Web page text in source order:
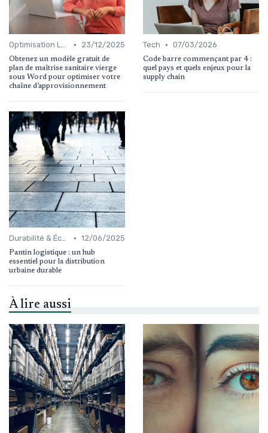
Optimisation Logistique • 23/12/2025
Obtenez un modèle gratuit de
plan de maîtrise sanitaire vierge
sous Word pour optimiser votre
chaîne d’approvisionnement
Tech • 07/03/2026
Code barre commençant par 4 :
quel pays et quels enjeux pour la
supply chain
Durabilité & Écologie • 12/06/2025
Pantin logistique : un hub
essentiel pour la distribution
urbaine durable
À lire aussi